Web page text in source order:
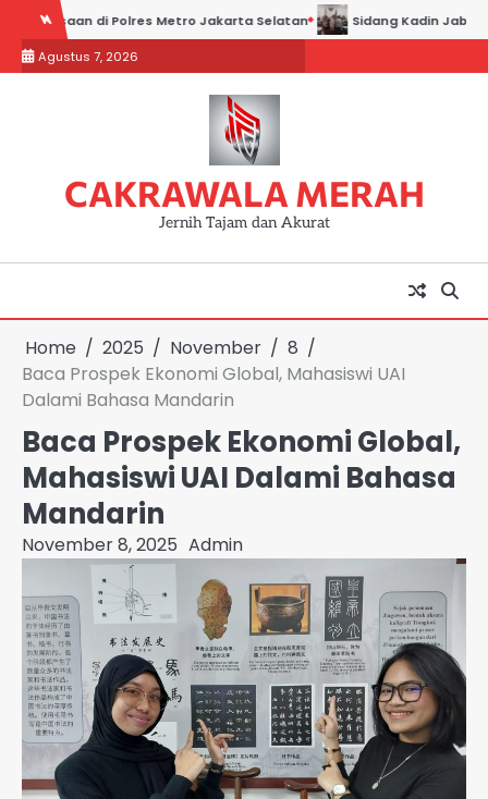
content
di Polres Metro Jakarta Selatan Sidang Kadin Jabar vs Kadin
Agustus 7, 2026
CAKRAWALA MERAH
Jernih Tajam dan Akurat
Home 2025 November
8
Baca Prospek Ekonomi Global, Mahasiswi UAI
Dalami Bahasa Mandarin
Baca Prospek Ekonomi Global,
Mahasiswi UAI Dalami Bahasa
Mandarin
November 8, 2025 Admin